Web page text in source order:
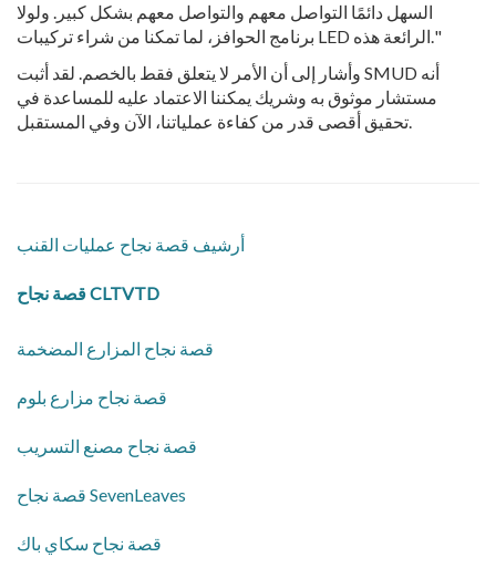
السهل دائمًا التواصل معهم والتواصل معهم بشكل كبير. ولولا
برنامج الحوافز، لما تمكنا من شراء تركيبات LED الرائعة هذه."
وأشار إلى أن الأمر لا يتعلق فقط بالخصم. لقد أثبت SMUD أنه
مستشار موثوق به وشريك يمكننا الاعتماد عليه للمساعدة في
تحقيق أقصى قدر من كفاءة عملياتنا، الآن وفي المستقبل.
أرشيف قصة نجاح عمليات القنب
قصة نجاح CLTVTD
قصة نجاح المزارع المضخمة
قصة نجاح مزارع بلوم
قصة نجاح مصنع التسريب
قصة نجاح SevenLeaves
قصة نجاح سكاي باك